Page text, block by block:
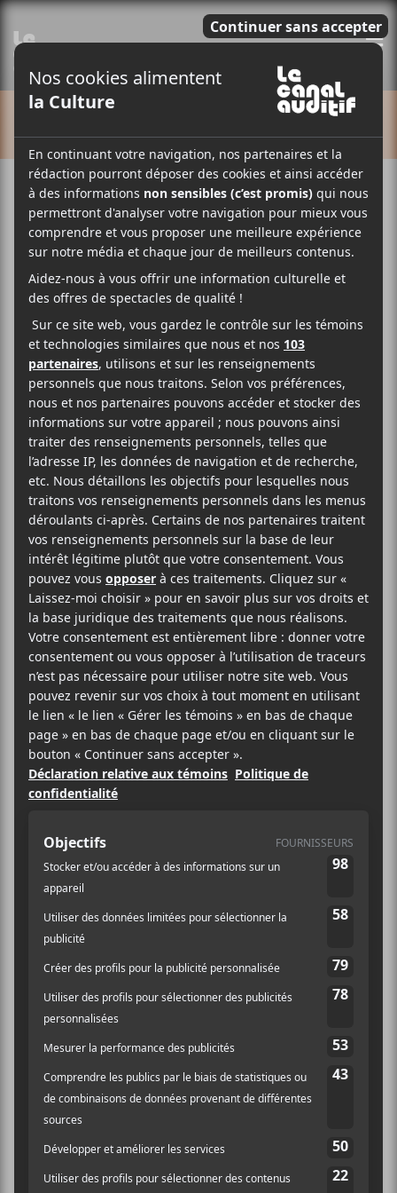
Cet évènement est passé.
YARD | SAMWOY
23 juillet@20:30–23:00
Le groupe irlandais d’électropunk,YARD, sera en
concert le 23 juillet à 20h30 à l’Escogriffe Bar
Spectacle de Montréal avecSAMWOYen
première partie.
24,56$
Blue Skies Turn Black
l’Escogriffe Bar Spectacle
4461 Saint-Denis
Montreal , H2J 2L2
CA
+ Google Map
Billets